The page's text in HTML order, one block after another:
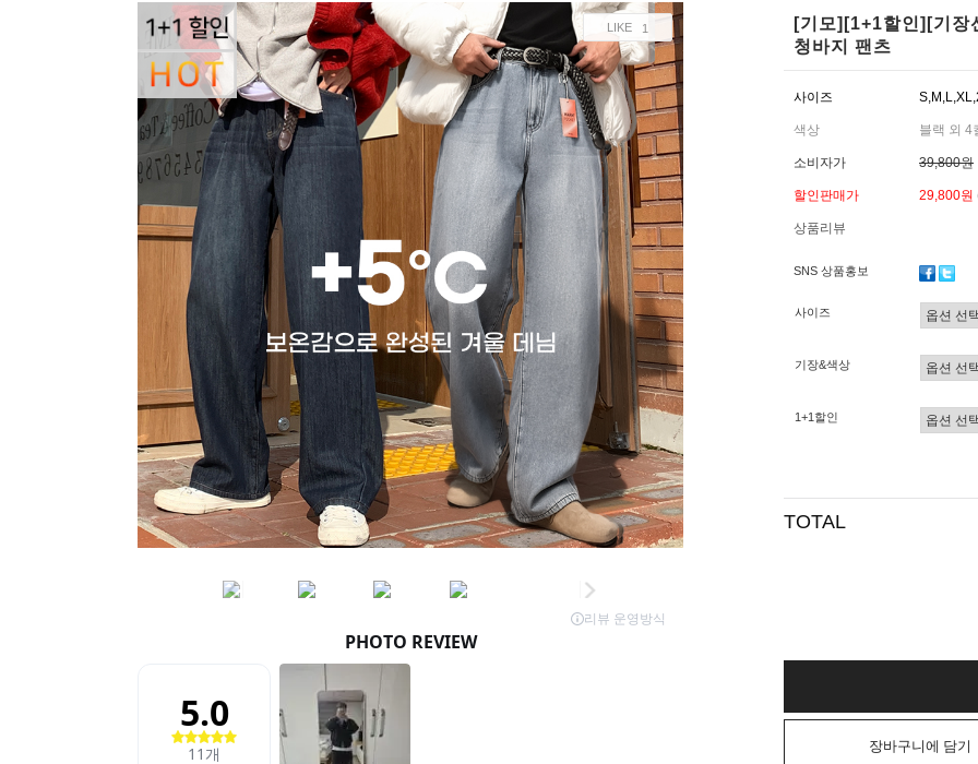
LIKE 1
[기모][1+1할인][기장
청바지 팬츠
사이즈
색상 블랙 외 4
소비자가 39,800원
할인판매가 29,800원
상품리뷰
SNS 상품홍보
사이즈
기장&색상
1+1할인
TOTAL
장바구니에 담기